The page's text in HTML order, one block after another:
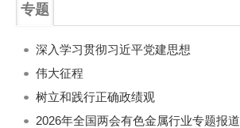
专题
深入学习贯彻习近平党建思想
伟大征程
树立和践行正确政绩观
2026年全国两会有色金属行业专题报道